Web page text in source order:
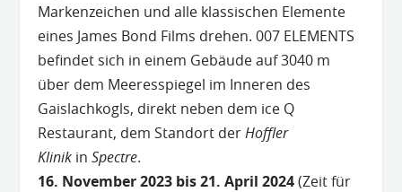
Markenzeichen und alle klassischen Elemente
eines James Bond Films drehen. 007 ELEMENTS
befindet sich in einem Gebäude auf 3040 m
über dem Meeresspiegel im Inneren des
Gaislachkogls, direkt neben dem ice Q
Restaurant, dem Standort derHoffler
Klinik inSpectre.
16. November 2023 bis 21. April 2024(Zeit für